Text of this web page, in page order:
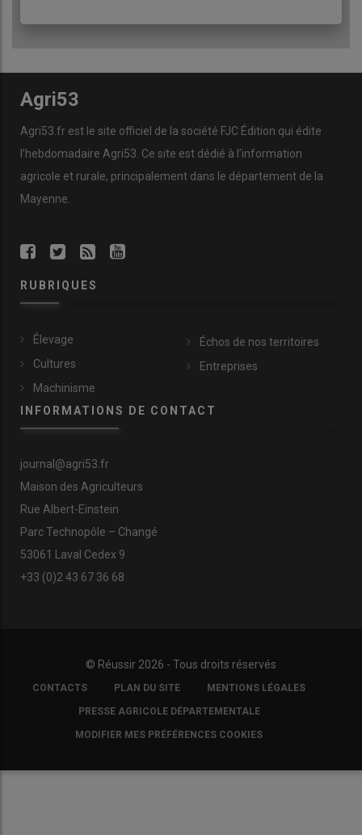
Agri53
Agri53.fr est le site officiel de la société FJC Édition qui édite
l’hebdomadaire Agri53. Ce site est dédié à l’information
agricole et rurale, principalement dans le département de la
Mayenne.
RUBRIQUES
Élevage
Cultures
Machinisme
Échos de nos territoires
Entreprises
INFORMATIONS DE CONTACT
journal@agri53.fr
Maison des Agriculteurs
Rue Albert-Einstein
Parc Technopôle – Changé
53061 Laval Cedex 9
+33 (0)2 43 67 36 68
© Réussir 2026 - Tous droits réservés
FOOTER
COPYRIGHT
CONTACTS PLAN DU SITE MENTIONS LÉGALES
PRESSE AGRICOLE DÉPARTEMENTALE
MODIFIER MES PRÉFÉRENCES COOKIES